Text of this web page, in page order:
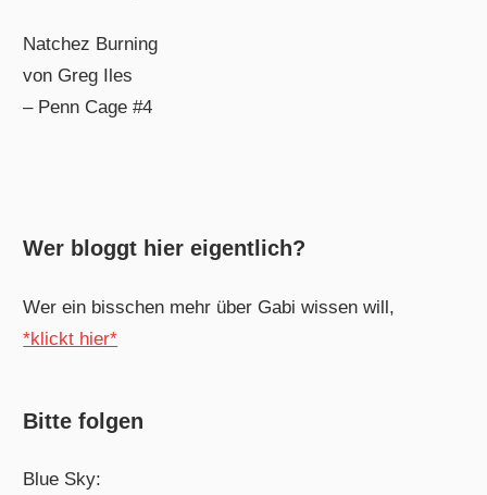
Natchez Burning
von Greg Iles
– Penn Cage #4
Wer bloggt hier eigentlich?
Wer ein bisschen mehr über Gabi wissen will,
*klickt hier*
Bitte folgen
Blue Sky: